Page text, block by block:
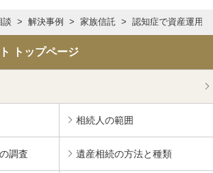
談 解決事例 家族信託 認知症で資産運用
トップページ
相続人の範囲
調査 遺産相続の方法と種類